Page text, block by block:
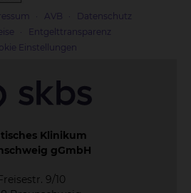
AVB
Datenschutz
Entgelttransparenz
Einstellungen
Klinikum
gGmbH
9/10